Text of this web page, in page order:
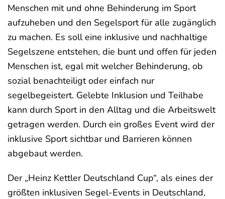
Menschen mit und ohne Behinderung im Sport
aufzuheben und den Segelsport für alle zugänglich
zu machen. Es soll eine inklusive und nachhaltige
Segelszene entstehen, die bunt und offen für jeden
Menschen ist, egal mit welcher Behinderung, ob
sozial benachteiligt oder einfach nur
segelbegeistert. Gelebte Inklusion und Teilhabe
kann durch Sport in den Alltag und die Arbeitswelt
getragen werden. Durch ein großes Event wird der
inklusive Sport sichtbar und Barrieren können
abgebaut werden.
Der „Heinz Kettler Deutschland Cup“, als eines der
größten inklusiven Segel-Events in Deutschland,